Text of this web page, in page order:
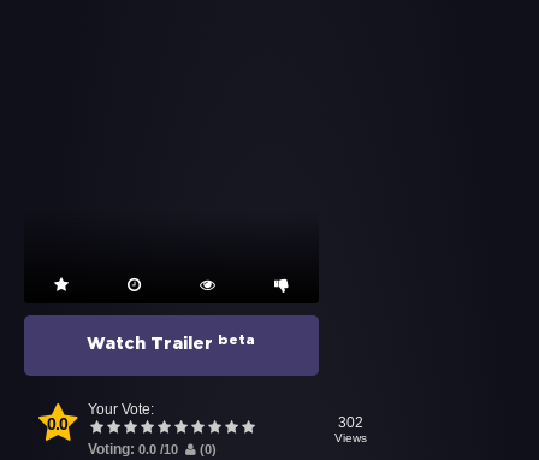
Watch Trailer beta
0.0
Your Vote:
Voting: 0.0 /10 (0)
302
Views